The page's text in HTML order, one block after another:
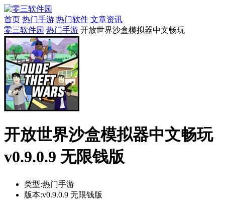
首页 热门手游 热门软件 文章资讯
零三软件园 热门手游 开放世界沙盒模拟器中文畅玩
开放世界沙盒模拟器中文畅玩
v0.9.0.9 无限钱版
类型:热门手游
版本:v0.9.0.9 无限钱版